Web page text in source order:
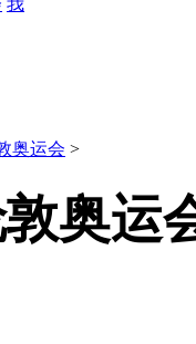
我
奥运会 >
奥运